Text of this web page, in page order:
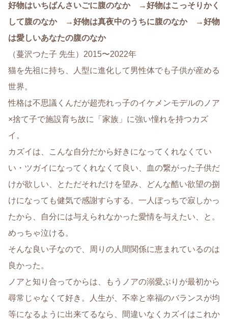
好物はいちばんさいごに腹のなか →好物はこっそりかく
して腹のなか →好物は真夜中のうちに腹のなか →好物
は愛しいあなたの腹のなか
（蔓沢つた子 先生）2015〜2022年
猫を先祖に持ち、人型に進化して男性体でも子供が産める
世界。
性格は不思議くんだが超売れっ子のイケメンモデルのノア
×捨て子で施設育ち故に「家族」に強い憧れを持つカズ
イ。
カズイは、こんな自分だから好きになってくれなくてい
い・ツガイになってくれなくて良い、血の繋がった子供だ
けが欲しい、とただそれだけを望み、どんな酷い欲望の捌
けになっても健気で感謝すらする。一人ぼっちで寂しかっ
たから、自分には与えられなかった愛情を与えたい、と。
めっちゃ泣ける。
そんな良い子なので、周りの人間関係に恵まれているのは
良かった。
ノアと知り合ってからは、もうノアの溺愛ぶりが最初から
尋常じゃなくて好き。人生が、不幸と幸福のバランスが均
等になるように出来てるなら、間違いなくカズイはこれか